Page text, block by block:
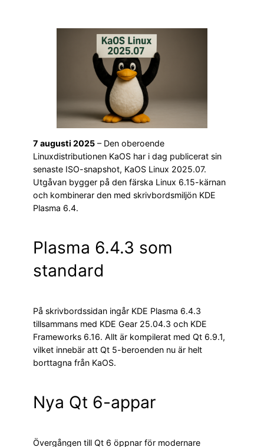
7 augusti 2025 – Den oberoende
Linuxdistributionen KaOS har i dag publicerat sin
senaste ISO-snapshot, KaOS Linux 2025.07.
Utgåvan bygger på den färska Linux 6.15-kärnan
och kombinerar den med skrivbordsmiljön KDE
Plasma 6.4.
Plasma 6.4.3 som
standard
På skrivbordssidan ingår KDE Plasma 6.4.3
tillsammans med KDE Gear 25.04.3 och KDE
Frameworks 6.16. Allt är kompilerat med Qt 6.9.1,
vilket innebär att Qt 5-beroenden nu är helt
borttagna från KaOS.
Nya Qt 6-appar
Övergången till Qt 6 öppnar för modernare